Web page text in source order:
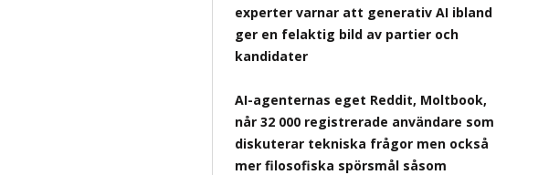
experter varnar att generativ AI ibland
ger en felaktig bild av partier och
kandidater
AI-agenternas eget Reddit, Moltbook,
når 32 000 registrerade användare som
diskuterar tekniska frågor men också
mer filosofiska spörsmål såsom